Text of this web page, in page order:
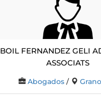
BOIL FERNANDEZ GELI
ASSOCIATS
Abogados /